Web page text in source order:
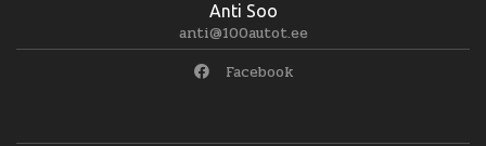
Anti Soo
anti@100autot.ee
Facebook